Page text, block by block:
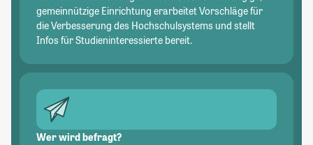
gemeinnützige Einrichtung erarbeitet Vorschläge für
die Verbesserung des Hochschulsystems und stellt
Infos für Studieninteressierte bereit.
Wer wird befragt?